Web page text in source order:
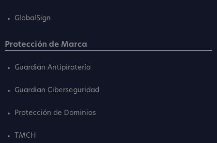
GlobalSign
Protección de Marca
Guardian Antipiratería
Guardian Ciberseguridad
Protección de Dominios
TMCH